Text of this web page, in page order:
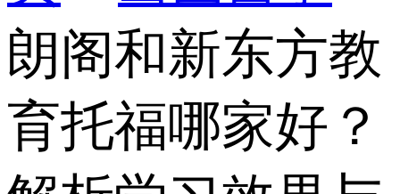
朗阁和新东方教
育托福哪家好？